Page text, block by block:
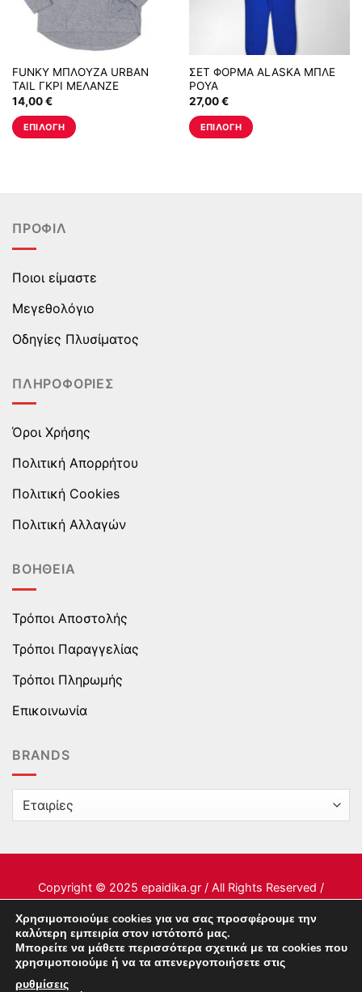
FUNKY ΜΠΛΟΥΖΑ URBAN
TAIL ΓΚΡΙ ΜΕΛΑΝΖΕ
14,00€
ΕΠΙΛΟΓΉ
έχει
παραλλαγές.
Οι
μπορούν
επιλεγούν
στη
σελίδα
προϊόντος
ΣΕΤ ΦΟΡΜΑ ALASKA ΜΠΛΕ
ΡΟΥΑ
27,00€
ΕΠΙΛΟΓΉ
έχει
ΠΡΟΦΊΛ
Ποιοι είμαστε
Μεγεθολόγιο
Οδηγίες Πλυσίματος
ΠΛΗΡΟΦΟΡΊΕΣ
Όροι Χρήσης
Πολιτική Απορρήτου
Πολιτική Cookies
Πολιτική Αλλαγών
ΒΟΉΘΕΙΑ
Τρόποι Αποστολής
Τρόποι Παραγγελίας
Τρόποι Πληρωμής
Επικοινωνία
BRANDS
Copyright © 2025 epaidika.gr / All Rights Reserved /
Χρησιμοποιούμε cookies για να σας προσφέρουμε την
καλύτερη εμπειρία στον ιστότοπό μας.
Μπορείτε να μάθετε περισσότερα σχετικά με τα cookies που
χρησιμοποιούμε ή να τα απενεργοποιήσετε στις
ρυθμίσεις
This site uses cookies to offer you a better browsing
experience. By browsing this website, you agree to our